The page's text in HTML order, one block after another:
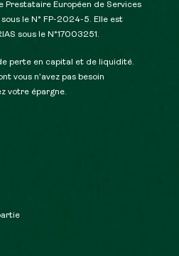
Prestataire Européen de Services
le N° FP-2024-5. Elle est
sous le N°17003251.
perte en capital et de liquidité.
vous n’avez pas besoin
votre épargne.